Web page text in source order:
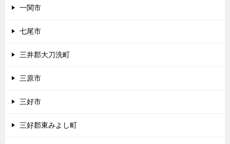
一関市
七尾市
三井郡大刀洗町
三原市
三好市
三好郡東みよし町